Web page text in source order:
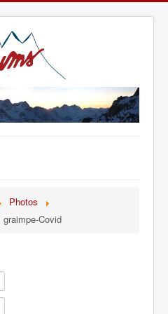
Photos
graimpe-Covid